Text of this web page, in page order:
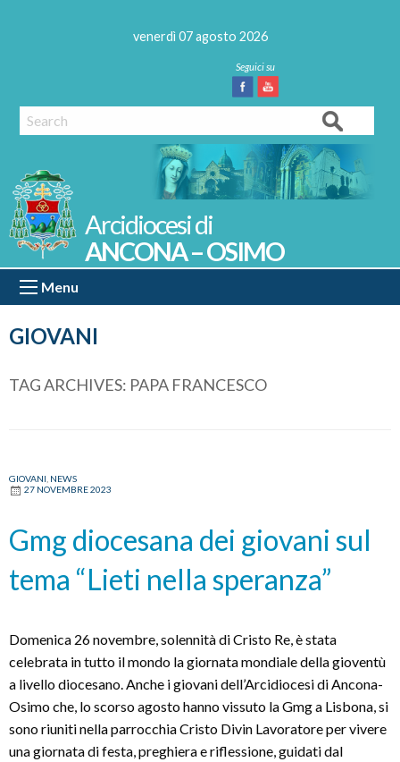
venerdì 07 agosto 2026
Facebook
Youtube
Search
GIOVANI
ANCONA – OSIMO
Menu
TAG ARCHIVES: PAPA FRANCESCO
GIOVANI NEWS
27 NOVEMBRE 2023
Gmg diocesana dei giovani sul
tema “Lieti nella speranza”
Domenica 26 novembre, solennità di Cristo Re, è stata
celebrata in tutto il mondo la giornata mondiale della gioventù
a livello diocesano. Anche i giovani dell’Arcidiocesi di Ancona-
Osimo che, lo scorso agosto hanno vissuto la Gmg a Lisbona, si
sono riuniti nella parrocchia Cristo Divin Lavoratore per vivere
una giornata di festa, preghiera e riflessione, guidati dal